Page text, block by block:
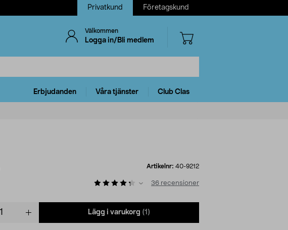
Privatkund Företagskund
Välkommen
Logga in/Bli medlem
Erbjudanden Våra tjänster Club Clas
Artikelnr: 40-9212
36 recensioner
Lägg i varukorg (1)